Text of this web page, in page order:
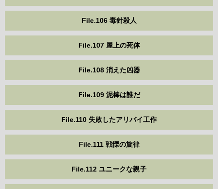
File.106 毒針殺人
File.107 屋上の死体
File.108 消えた凶器
File.109 泥棒は誰だ
File.110 失敗したアリバイ工作
File.111 戦慄の旋律
File.112 ユニークな親子